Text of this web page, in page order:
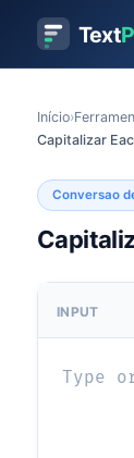
Text
Início›
Capitalizar
Conversao
INPUT